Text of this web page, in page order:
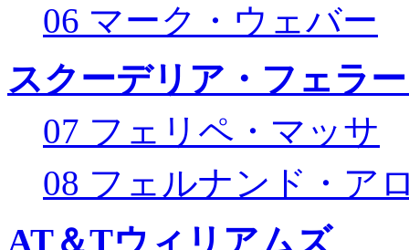
06 マーク・ウェバー
スクーデリア・フェラ
07 フェリペ・マッサ
08 フェルナンド・ア
AT＆Tウィリアムズ